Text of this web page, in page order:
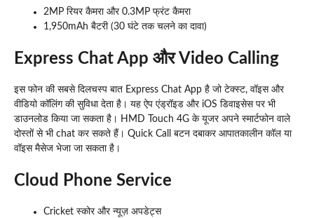
2MP रियर कैमरा और 0.3MP फ्रंट कैमरा
1,950mAh बैटरी (30 घंटे तक चलने का दावा)
Express Chat App और Video Calling
इस फोन की सबसे दिलचस्प बात Express Chat App है जो टेक्स्ट, वॉइस और
वीडियो कॉलिंग की सुविधा देता है। यह ऐप एंड्रॉइड और iOS डिवाइसेस पर भी
डाउनलोड किया जा सकता है। HMD Touch 4G के यूजर अपने स्मार्टफोन वाले
दोस्तों से भी chat कर सकते हैं। Quick Call बटन दबाकर आपातकालीन कॉल या
वॉइस मैसेज भेजा जा सकता है।
Cloud Phone Service
Cricket स्कोर और न्यूज़ अपडेट्स